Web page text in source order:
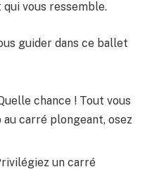
vous ressemble.
guider dans ce ballet
chance ! Tout vous
carré plongeant, osez
un carré